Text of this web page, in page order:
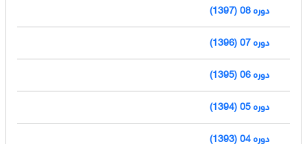
دوره 08 (1397)
دوره 07 (1396)
دوره 06 (1395)
دوره 05 (1394)
دوره 04 (1393)